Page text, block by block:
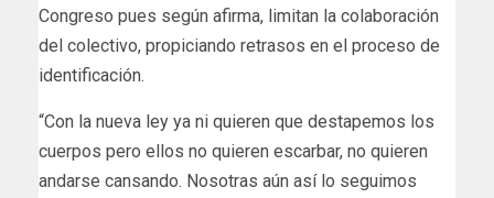
Congreso pues según afirma, limitan la colaboración
del colectivo, propiciando retrasos en el proceso de
identificación.
“Con la nueva ley ya ni quieren que destapemos los
cuerpos pero ellos no quieren escarbar, no quieren
andarse cansando. Nosotras aún así lo seguimos